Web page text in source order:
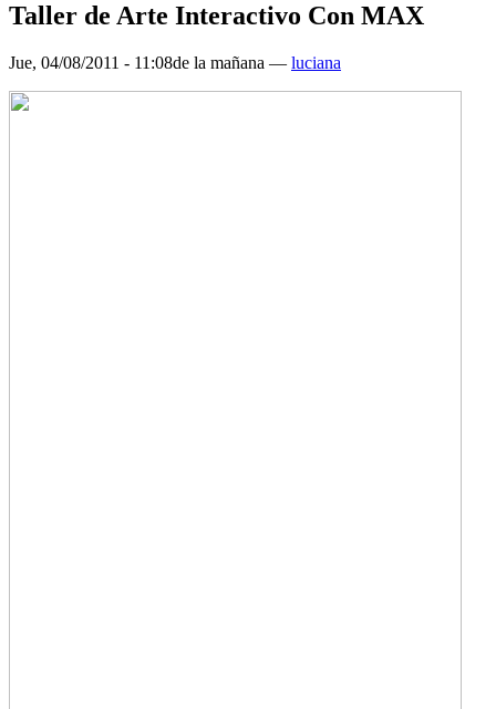
Taller de Arte Interactivo Con MAX
Jue, 04/08/2011 - 11:08de la mañana — luciana